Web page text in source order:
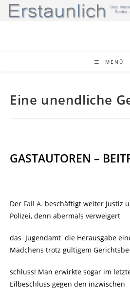
Zum
Inhalt
MENÜ
Eine unendliche
GASTAUTOREN –
Der Fall A. beschäftigt weiter Justiz
Polizei, denn abermals verweigert
das Jugendamt die Herausgabe
Mädchens trotz gültigem
schluss! Man erwirkte sogar im
Eilbeschluss gegen den inzwischen